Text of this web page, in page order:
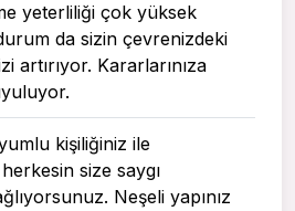
yeterliliği çok yüksek
da sizin çevrenizdeki
artırıyor. Kararlarınıza
kişiliğiniz ile
size saygı
Neşeli yapınız